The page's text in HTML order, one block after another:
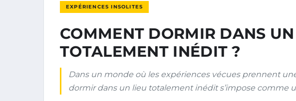
EXPÉRIENCES INSOLITES
COMMENT DORMIR DANS
TOTALEMENT INÉDIT ?
Dans un monde où les expériences vécues prennent
dormir dans un lieu totalement inédit s’impose comme